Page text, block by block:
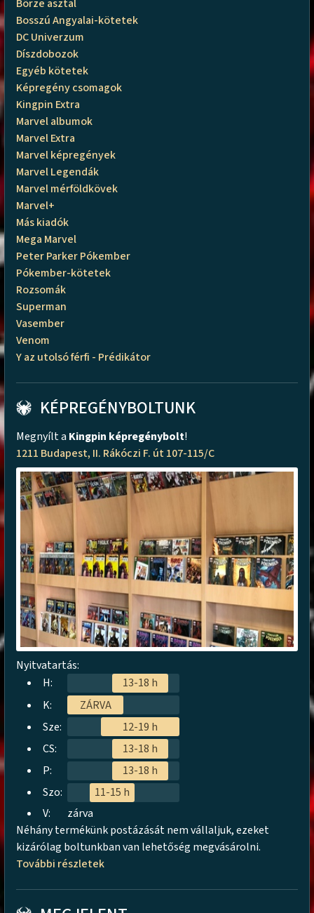
Börze asztal
Bosszú Angyalai-kötetek
DC Univerzum
Díszdobozok
Egyéb kötetek
Képregény csomagok
Kingpin Extra
Marvel albumok
Marvel Extra
Marvel képregények
Marvel Legendák
Marvel mérföldkövek
Marvel+
Más kiadók
Mega Marvel
Peter Parker Pókember
Pókember-kötetek
Rozsomák
Superman
Vasember
Venom
Y az utolsó férfi - Prédikátor
KÉPREGÉNYBOLTUNK
Megnyílt a Kingpin képregénybolt!
1211 Budapest, II. Rákóczi F. út 107-115/C
Nyitvatartás:
H:
13-18 h
K:
ZÁRVA
Sze:
12-19 h
CS:
13-18 h
P:
13-18 h
Szo:
11-15 h
V:
zárva
Néhány termékünk postázását nem vállaljuk, ezeket
kizárólag boltunkban van lehetőség megvásárolni.
További részletek